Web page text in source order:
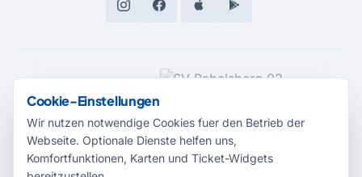
MEDIENPARTNER
Cookie-Einstellungen
Wir nutzen notwendige Cookies fuer den Betrieb der
Webseite. Optionale Dienste helfen uns,
Komfortfunktionen, Karten und Ticket-Widgets